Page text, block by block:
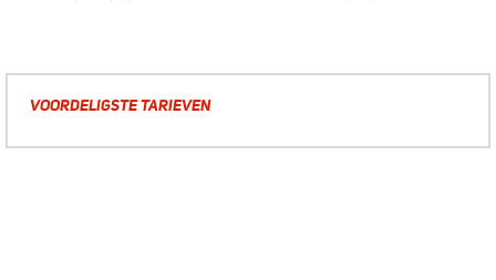
VOORDELIGSTE TARIEVEN